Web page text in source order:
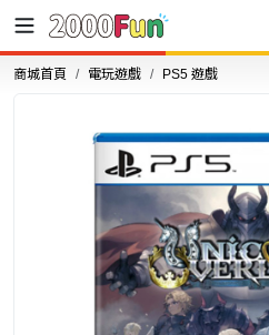
商城首頁 電玩遊戲 PS5 遊戲